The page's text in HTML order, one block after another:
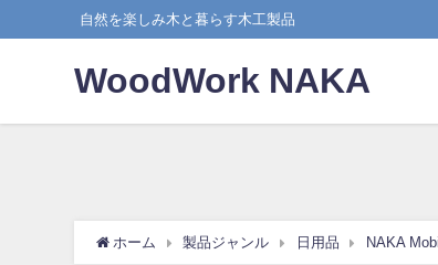
自然を楽しみ木と暮らす木工製品
WoodWork NAKA
ホーム 製品ジャンル 日用品 NAKA